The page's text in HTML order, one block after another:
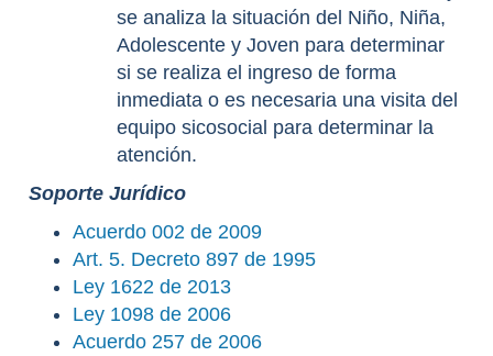
se analiza la situación del Niño, Niña,
Adolescente y Joven para determinar
si se realiza el ingreso de forma
inmediata o es necesaria una visita del
equipo sicosocial para determinar la
atención.
Soporte Jurídico
Acuerdo 002 de 2009
Art. 5. Decreto 897 de 1995
Ley 1622 de 2013
Ley 1098 de 2006
Acuerdo 257 de 2006